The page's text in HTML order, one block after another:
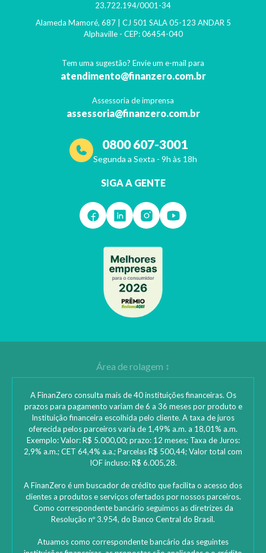
23.722.194/0001-34
Alameda Mamoré, 687 | CJ 501 SALA 05-123 ANDAR 5
Alphaville- CEP: 06454-040
Tem uma sugestão? Envie um e-mail para
atendimento@finanzero.com.br
Assessoria de imprensa
assessoria@finanzero.com.br
0800 607-3001
Segunda a Sexta - 9h às 18h
SIGA A GENTE
A FinanZero consulta mais de 40 instituições financeiras. Os
prazos para pagamento variam de 6 a 36 meses por produto e
Instituição financeira escolhida pelo cliente. A taxa de juros
oferecida pelos parceiros varia de 1,49% a.m. a 18,01% a.m.
Exemplo: Valor: R$ 5.000,00; prazo: 12 meses; Taxa de Juros:
2,9% a.m.; CET 64,4% a.a.; Parcelas R$ 500,44; Valor total com
IOF incluso: R$ 6.005,28.
A FinanZero é um buscador de crédito que facilita o acesso dos
clientes a produtos e serviços ofertados por nossos parceiros.
Como correspondente bancário seguimos as diretrizes da
Resolução nº 3.954, do Banco Central do Brasil.
Atuamos como correspondente bancário das seguintes